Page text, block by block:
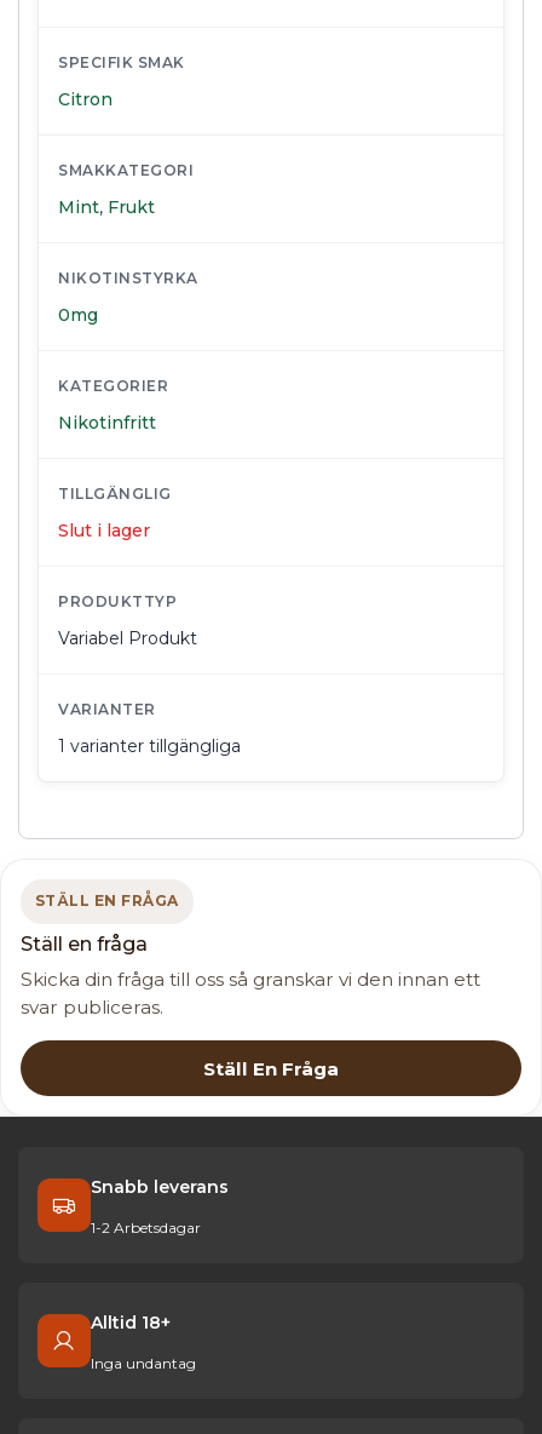
SPECIFIK SMAK
Citron
SMAKKATEGORI
Mint, Frukt
NIKOTINSTYRKA
0mg
KATEGORIER
Nikotinfritt
TILLGÄNGLIG
Slut i lager
PRODUKTTYP
Variabel Produkt
VARIANTER
1 varianter tillgängliga
STÄLL EN FRÅGA
Ställ en fråga
Skicka din fråga till oss så granskar vi den innan ett
svar publiceras.
Ställ En Fråga
Snabb leverans
1-2 Arbetsdagar
Alltid 18+
Inga undantag